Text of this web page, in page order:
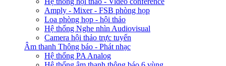
Amply - Mixer - FSB phòng họp
Loa phòng họp - hội thảo
Hệ thống Nghe nhìn Audiovisual
Camera hội thảo trực tuyến
Âm thanh Thông báo - Phát nhạc
Hệ thống PA Analog